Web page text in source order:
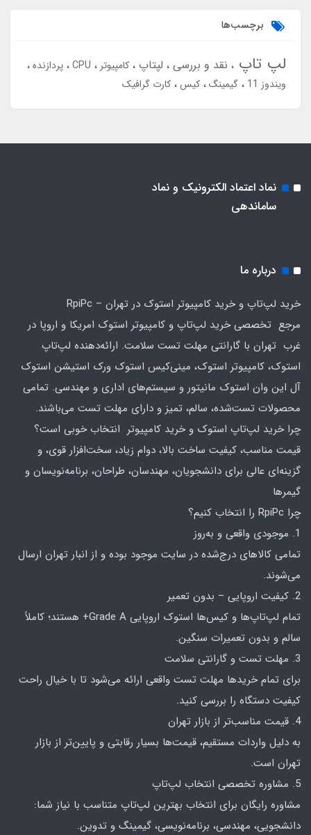
برچسب‌ها
لپ تاپ نقد و بررسی لپتاپ کامپیوتر CPU پردازنده
ویندوز 11
گیمینگ کیس کارت گرافیک
نماد اعتماد الکترونیک و نماد
ساماندهی
درباره ما
خرید لپ‌تاپ و خرید کامپیوتر استوک در تهران – RpiPc
مرجع تخصصی خرید لپ‌تاپ و کامپیوتر استوک امریکا و اروپا در
غرب تهران با گارانتی مهلت تست سلامت. ارائه‌دهنده لپ‌تاپ
استوک، کامپیوتر استوک، مینی‌کیس استوک ورک استیشن استوک
آل این وان استوک مانیتور و سیستم‌های اداری و مهندسی. تمامی
محصولات تست‌شده، سالم، تمیز و دارای مهلت تست می‌باشند.
چرا خرید لپ‌تاپ استوک و خرید کامپیوتر انتخاب خوبی است؟
قیمت مناسب، کیفیت ساخت بالا، دوام زیاد، سخت‌افزار قوی، و
گزینه‌ای عالی برای دانشجویان، مهندسان، طراحان، برنامه‌نویسان و
گیمرها
چرا RpiPc را انتخاب کنیم؟
1. موجودی واقعی و به‌روز
تمامی کالاهای درج‌شده در سایت موجود بوده و از انبار تهران ارسال
می‌شوند.
2. کیفیت اروپایی – بدون تعمیر
تمام لپ‌تاپ‌ها و کیس‌ها استوک اروپایی Grade A+ هستند؛ کاملاً
سالم و بدون تعمیرات سنگین.
3. مهلت تست و گارانتی سلامت
برای تمام خریدها مهلت تست واقعی ارائه می‌شود تا با خیال راحت
کیفیت دستگاه را بررسی کنید.
4. قیمت مناسب‌تر از بازار تهران
به دلیل واردات مستقیم، قیمت‌ها بسیار رقابتی و پایین‌تر از بازار
تهران است.
5. مشاوره تخصصی انتخاب لپ‌تاپ
مشاوره رایگان برای انتخاب بهترین لپ‌تاپ متناسب با نیاز شما:
دانشجویی، مهندسی، برنامه‌نویسی، گیمینگ و تدوین.